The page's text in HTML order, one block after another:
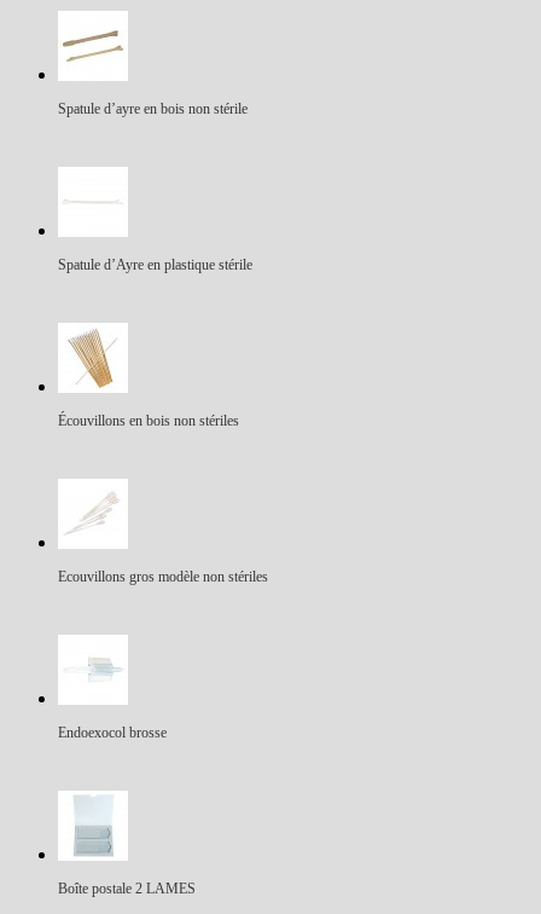
Spatule d’ayre en bois non stérile
Spatule d’Ayre en plastique stérile
Écouvillons en bois non stériles
Ecouvillons gros modèle non stériles
Endoexocol brosse
Boîte postale 2 LAMES